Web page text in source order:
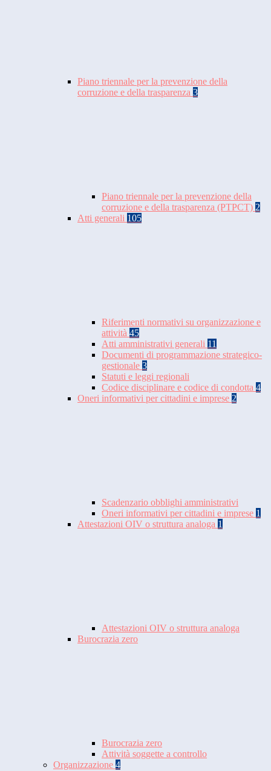
Piano triennale per la prevenzione della
corruzione e della trasparenza 3
Piano triennale per la prevenzione della
corruzione e della trasparenza (PTPCT) 2
Atti generali 105
Riferimenti normativi su organizzazione e
attività 45
Atti amministrativi generali 11
Documenti di programmazione strategico-
gestionale 3
Statuti e leggi regionali
Codice disciplinare e codice di condotta 4
Oneri informativi per cittadini e imprese 2
Scadenzario obblighi amministrativi
Oneri informativi per cittadini e imprese 1
Attestazioni OIV o struttura analoga 1
Attestazioni OIV o struttura analoga
Burocrazia zero
Burocrazia zero
Attività soggette a controllo
Organizzazione 4